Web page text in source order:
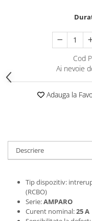
Cod
Ai nevoie
Adauga la
Descriere
Tip dispozitiv:
(RCBO)
Serie:AMPARO
Curent nominal:25 A